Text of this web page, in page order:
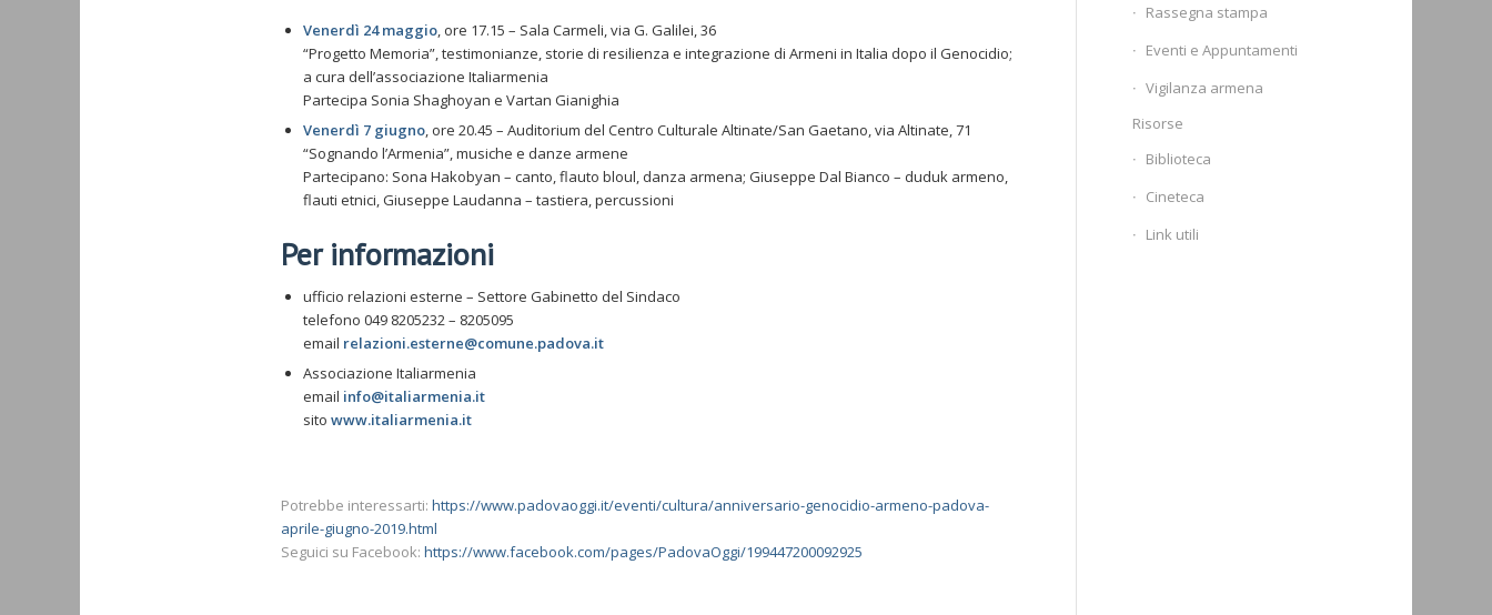
Venerdì 24 maggio, ore 17.15 – Sala Carmeli, via G. Galilei, 36
“Progetto Memoria”, testimonianze, storie di resilienza e integrazione di Armeni in Italia dopo il Genocidio;
a cura dell’associazione Italiarmenia
Partecipa Sonia Shaghoyan e Vartan Gianighia
Venerdì 7 giugno, ore 20.45 – Auditorium del Centro Culturale Altinate/San Gaetano, via Altinate, 71
“Sognando l’Armenia”, musiche e danze armene
Partecipano: Sona Hakobyan – canto, flauto bloul, danza armena; Giuseppe Dal Bianco – duduk armeno,
flauti etnici, Giuseppe Laudanna – tastiera, percussioni
Per informazioni
ufficio relazioni esterne – Settore Gabinetto del Sindaco
telefono 049 8205232 – 8205095
email relazioni.esterne@comune.padova.it
Associazione Italiarmenia
email info@italiarmenia.it
sito www.italiarmenia.it
Potrebbe interessarti: https://www.padovaoggi.it/eventi/cultura/anniversario-genocidio-armeno-padova-
aprile-giugno-2019.html
Seguici su Facebook: https://www.facebook.com/pages/PadovaOggi/199447200092925
Rassegna stampa
Eventi e Appuntamenti
Vigilanza armena
Risorse
Biblioteca
Cineteca
Link utili